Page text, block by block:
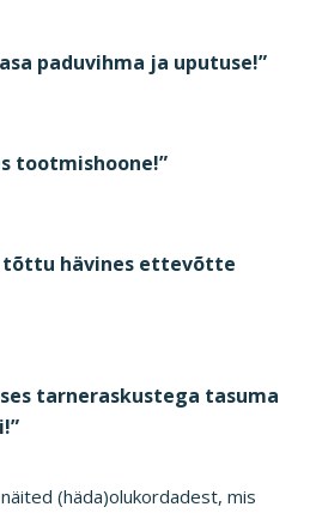
paduvihma ja uputuse!”
tootmishoone!”
tõttu hävines ettevõtte
tarneraskustega tasuma
(häda)olukordadest, mis